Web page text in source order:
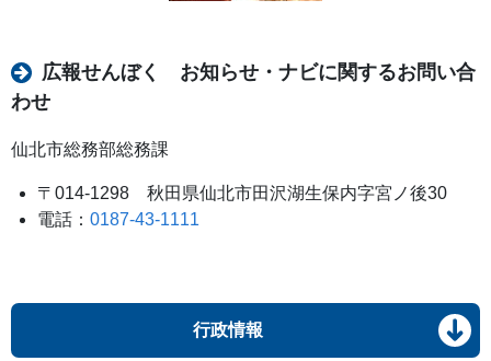
広報せんぼく お知らせ・ナビに関するお問い合
わせ
仙北市総務部総務課
〒014-1298 秋田県仙北市田沢湖生保内字宮ノ後30
電話： 0187-43-1111
行政情報